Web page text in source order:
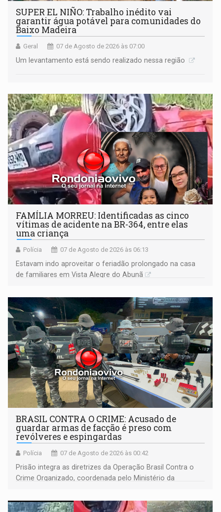
SUPER EL NIÑO: Trabalho inédito vai
garantir água potável para comunidades do
Baixo Madeira
Geral 07 de Agosto de 2026 às 07:00
Um levantamento está sendo realizado nessa região
FAMÍLIA MORREU: Identificadas as cinco
vítimas de acidente na BR-364, entre elas
uma criança
Polícia 07 de Agosto de 2026 às 06:13
Estavam indo aproveitar o feriadão prolongado na casa
de familiares em Vista Alegre do Abunã
BRASIL CONTRA O CRIME: Acusado de
guardar armas de facção é preso com
revólveres e espingardas
Polícia 07 de Agosto de 2026 às 00:42
Prisão integra as diretrizes da Operação Brasil Contra o
Crime Organizado, coordenada pelo Ministério da